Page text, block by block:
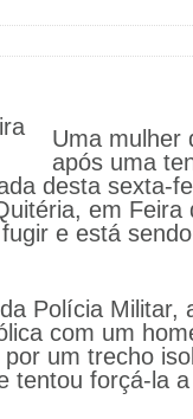
Uma mulher
após uma
desta sexta-
em Feira
e está
Polícia Militar,
com um
um trecho
tentou forçá-la